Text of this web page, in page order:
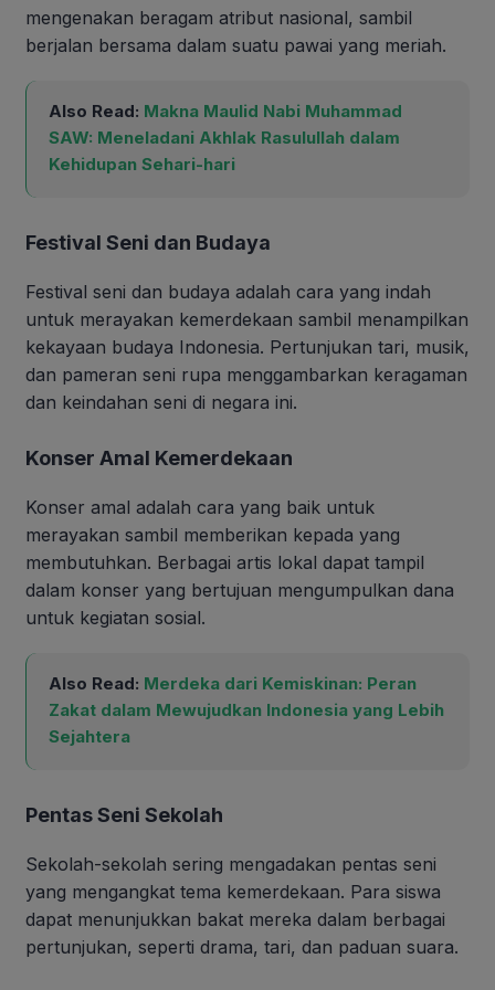
mengenakan beragam atribut nasional, sambil
berjalan bersama dalam suatu pawai yang meriah.
Also Read: Makna Maulid Nabi Muhammad
SAW: Meneladani Akhlak Rasulullah dalam
Kehidupan Sehari-hari
Festival Seni dan Budaya
Festival seni dan budaya adalah cara yang indah
untuk merayakan kemerdekaan sambil menampilkan
kekayaan budaya Indonesia. Pertunjukan tari, musik,
dan pameran seni rupa menggambarkan keragaman
dan keindahan seni di negara ini.
Konser Amal Kemerdekaan
Konser amal adalah cara yang baik untuk
merayakan sambil memberikan kepada yang
membutuhkan. Berbagai artis lokal dapat tampil
dalam konser yang bertujuan mengumpulkan dana
untuk kegiatan sosial.
Also Read: Merdeka dari Kemiskinan: Peran
Zakat dalam Mewujudkan Indonesia yang Lebih
Sejahtera
Pentas Seni Sekolah
Sekolah-sekolah sering mengadakan pentas seni
yang mengangkat tema kemerdekaan. Para siswa
dapat menunjukkan bakat mereka dalam berbagai
pertunjukan, seperti drama, tari, dan paduan suara.